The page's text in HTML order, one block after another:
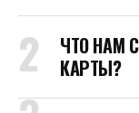
ЧТО НАМ
КАРТЫ?